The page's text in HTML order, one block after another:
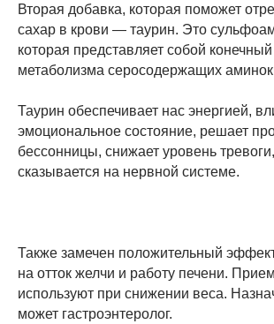
Вторая добавка, которая поможет
сахар в крови — таурин. Это
которая представляет собой
метаболизма серосодержащих
Таурин обеспечивает нас энергией,
эмоциональное состояние, решает
бессонницы, снижает уровень
сказывается на нервной системе.
Также замечен положительный
на отток желчи и работу печени.
используют при снижении веса.
может гастроэнтеролог.